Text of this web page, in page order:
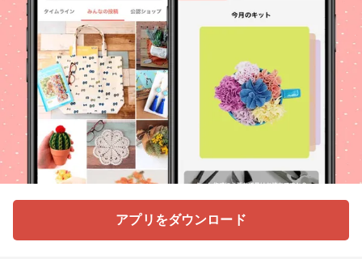
アプリをダウンロード